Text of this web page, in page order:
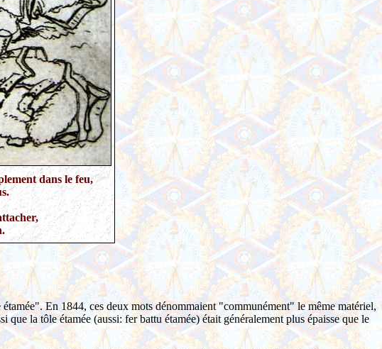
dans le feu,
En 1844, ces deux mots dénommaient "communément" le même matériel,
la tôle étamée (aussi: fer battu étamée) était généralement plus épaisse que le